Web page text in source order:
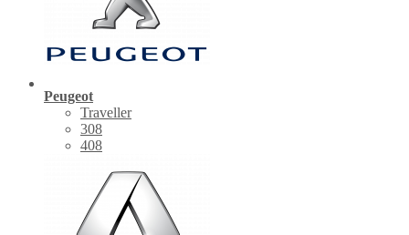
Peugeot
Traveller
308
408